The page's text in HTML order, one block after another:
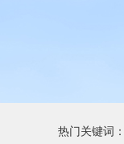
热门关键词：